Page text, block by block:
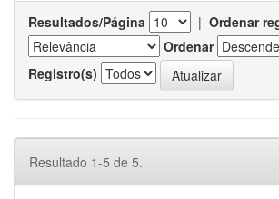
Resultados/Página | Ordenar
Ordenar
Registro(s)
Resultado 1-5 de 5.